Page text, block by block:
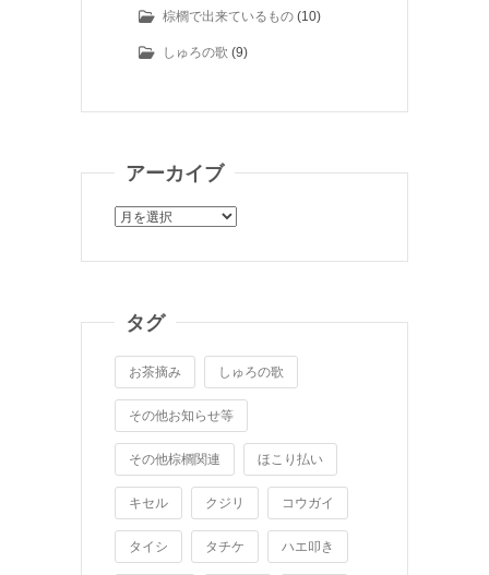
棕櫚で出来ているもの (10)
しゅろの歌 (9)
アーカイブ
ア
カ
タグ
お茶摘み しゅろの歌
その他お知らせ等
その他棕櫚関連 ほこり払い
キセル クジリ コウガイ
タイシ タチケ ハエ叩き